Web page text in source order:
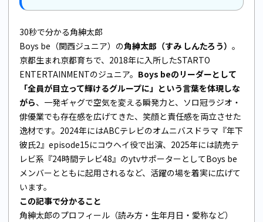
30秒で分かる角紳太郎
Boys be（関西ジュニア）の角紳太郎（すみ しんたろう） 。
京都生まれ京都育ちで、2018年に入所したSTARTO
ENTERTAINMENTのジュニア。 Boys beのリーダーとして
「全員が目立って輝けるグループに」という言葉を体現しな
がら、一発ギャグで空気を変える瞬発力と、ソロ冠ラジオ・
俳優業でも存在感を広げてきた、笑顔と責任感を両立させた
逸材です。2024年にはABCテレビのオムニバスドラマ『年下
彼氏2』episode15にコウヘイ役で出演、2025年には読売テ
レビ系『24時間テレビ48』のytvサポーターとしてBoys be
メンバーとともに起用されるなど、活躍の場を着実に広げて
います。
この記事で分かること
角紳太郎のプロフィール（読み方・生年月日・愛称など）